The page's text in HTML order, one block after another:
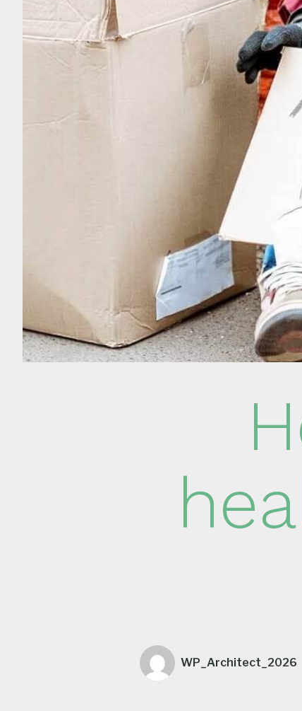
WP_Architect_2026